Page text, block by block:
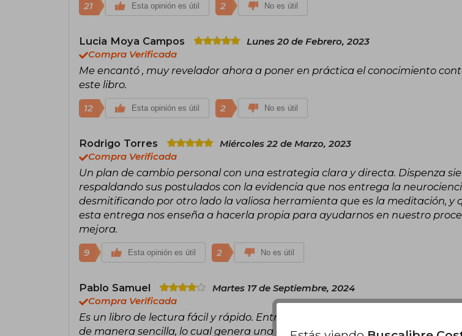
21 Esta opinión es útil 2 No es útil
Lucia Moya Campos
Lunes 20 de Febrero, 2023
Compra Verificada
Me encantó , muy revelador ahora a poner en práctica el conocimiento
este libro.
12 Esta opinión es útil 2 No es útil
Rodrigo Torres
Miércoles 22 de Marzo, 2023
Compra Verificada
Un plan de cambio personal con una estrategia clara y directa. Dispenza
respaldando sus postulados con la evidencia que nos entrega la
desmitificando por otro lado la valiosa herramienta que es la meditación, y
esta entrega nos enseña a hacerla propia para ayudarnos en nuestro
mejora.
9 Esta opinión es útil 2 No es útil
Pablo Samuel
Martes 17 de Septiembre, 2024
Compra Verificada
Es un libro de lectura fácil y rápido. Entrega diferentes ejemplos y los temas
de manera sencilla, lo cual genera una conexión con el lector o lectora. Lo